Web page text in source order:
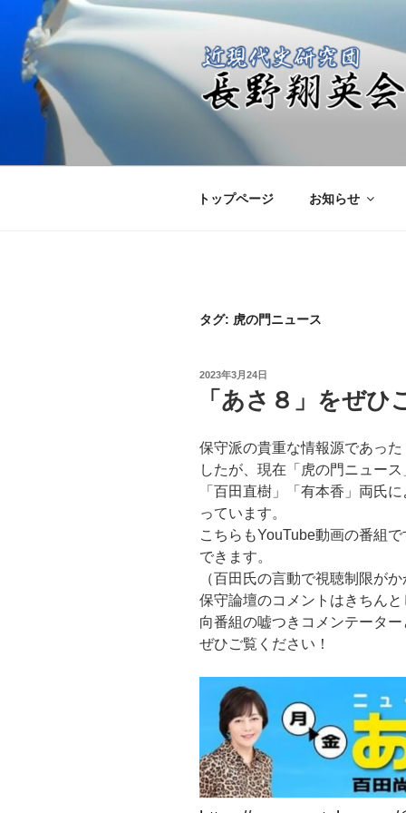
キ
近現代史研
日本の進むべき未来を共に考え
トップページ お知らせ
タグ: 虎の門ニュース
投
日:
2023年3月24日
「あさ８」をぜひ
保守派の貴重な情報源であっ
したが、現在「虎の門ニュー
「百田直樹」「有本香」両氏
っています。
こちらもYouTube動画の番組
できます。
（百田氏の言動で視聴制限が
保守論壇のコメントはきちん
向番組の嘘つきコメンテーター
ぜひご覧ください！